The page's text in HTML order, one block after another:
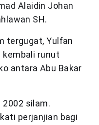
Alaidin Johan
SH.
tergugat, Yulfan
kembali runut
antara Abu Bakar
2002 silam.
perjanjian bagi